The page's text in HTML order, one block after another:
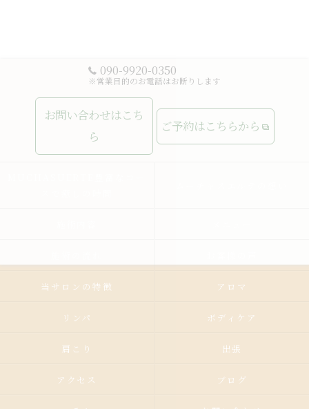
090-9920-0350
※営業目的のお電話はお断りします
お問い合わせはこち
ら
ご予約はこちらから
当サロンの特徴 アロマ
リンパ ボディケア
肩こり 出張
アクセス ブログ